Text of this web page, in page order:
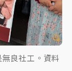
良社工。資料